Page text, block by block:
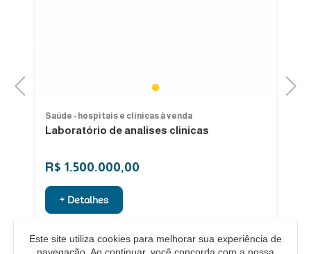
Previous 1
Saúde - hospitais e clinicas à venda
Laboratório de analises clinicas
R$ 1.500.000,00
+ Detalhes
Next
Este site utiliza cookies para melhorar sua experiência de